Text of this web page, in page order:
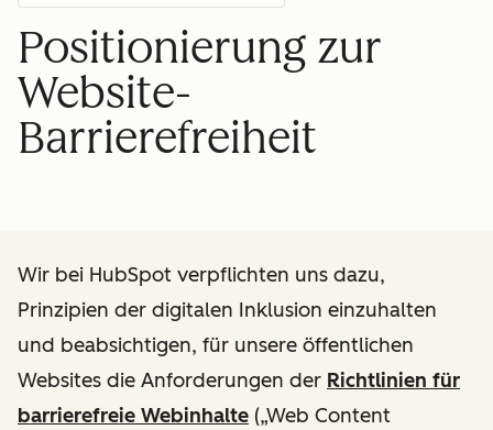
Positionierung zur
Website-
Barrierefreiheit
Wir bei HubSpot verpflichten uns dazu,
Prinzipien der digitalen Inklusion einzuhalten
und beabsichtigen, für unsere öffentlichen
Websites die Anforderungen der Richtlinien für
barrierefreie Webinhalte („Web Content